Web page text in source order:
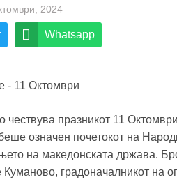
2024
Whatsapp
чествува празникот 11
означен почетокот на
на македонската држава.
градоначалникот на